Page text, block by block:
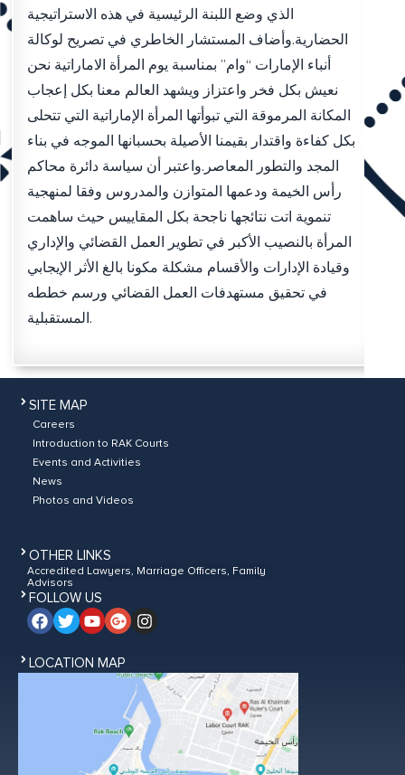
الذي وضع اللبنة الرئيسية في هذه الاستراتيجية
الحضارية.وأضاف المستشار الخاطري في تصريح لوكالة
أنباء الإمارات “وام” بمناسبة يوم المرأة الاماراتية نحن
نعيش بكل فخر واعتزاز ويشهد العالم معنا بكل إعجاب
المكانة المرموقة التي تبوأتها المرأة الإماراتية التي تتحلى
بكل كفاءة واقتدار بقيمنا الأصيلة بحسبانها الموجه في بناء
المجد والتطور المعاصر.واعتبر أن سياسة دائرة محاكم
رأس الخيمة ودعمها المتوازن والمدروس وفقا لمنهجية
تنموية اتت نتائجها ناجحة بكل المقاييس حيث ساهمت
المرأة بالنصيب الأكبر في تطوير العمل القضائي والإداري
وقيادة الإدارات والأقسام مشكلة مكونا بالغ الأثر الإيجابي
في تحقيق مستهدفات العمل القضائي ورسم خططه
المستقبلية.
SITE MAP
Careers
Introduction to RAK Courts
Events and Activities
News
Photos and Videos
OTHER LINKS
Accredited Lawyers, Marriage Officers, Family
Advisors
FOLLOW US
LOCATION MAP